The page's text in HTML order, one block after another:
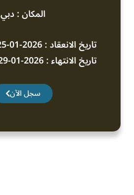
المكان : دبي
تاريخ الانعقاد : 2026-01-25
تاريخ الانتهاء : 2026-01-29
سجل الآن